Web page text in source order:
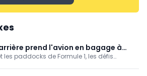
prend l'avion en bagage à
les paddocks de Formule 1, les défis